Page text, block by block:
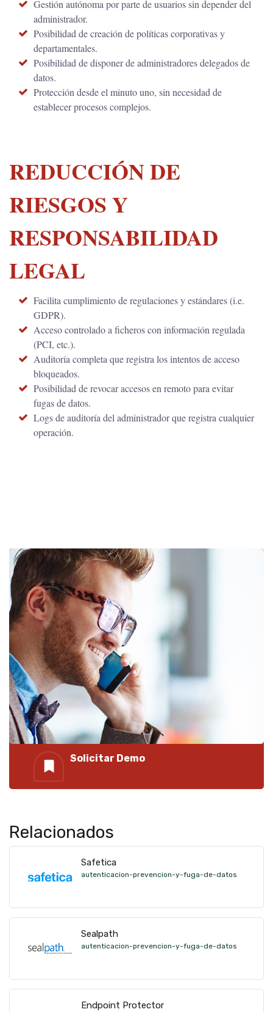
Gestión autónoma por parte de usuarios sin depender del
administrador.
Posibilidad de creación de políticas corporativas y
departamentales.
Posibilidad de disponer de administradores delegados de
datos.
Protección desde el minuto uno, sin necesidad de
establecer procesos complejos.
REDUCCIÓN DE
RIESGOS Y
RESPONSABILIDAD
LEGAL
Facilita cumplimiento de regulaciones y estándares (i.e.
GDPR).
Acceso controlado a ficheros con información regulada
(PCI, etc.).
Auditoría completa que registra los intentos de acceso
bloqueados.
Posibilidad de revocar accesos en remoto para evitar
fugas de datos.
Logs de auditoría del administrador que registra cualquier
operación.
Solicitar Demo
Relacionados
Safetica
autenticacion-prevencion-y-fuga-de-datos
Sealpath
autenticacion-prevencion-y-fuga-de-datos
Endpoint Protector